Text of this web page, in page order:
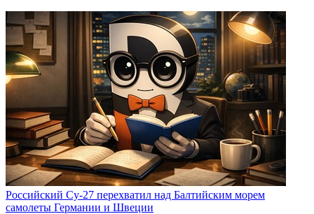
Российский Су-27 перехватил над Балтийским морем
самолеты Германии и Швеции